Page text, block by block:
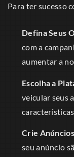
Para ter sucesso
Defina Seus
com a
aumentar a
Escolha a
veicular seus
Crie
seu anúncio